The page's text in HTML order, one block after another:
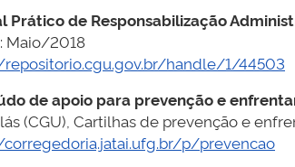
Prático de Responsabilização
Maio/2018
handle/1/44503
de apoio para prevenção e
(CGU), Cartilhas de prevenção e
p/prevencao